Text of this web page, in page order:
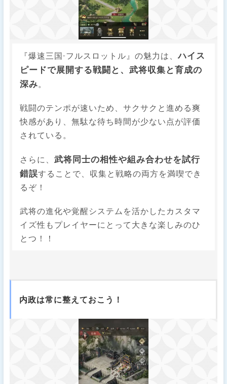
『爆速三国-フルスロットル』の魅力は、ハイス
ピードで展開する戦闘と、武将収集と育成の
深み。
戦闘のテンポが速いため、サクサクと進める爽
快感があり、無駄な待ち時間が少ない点が評価
されている。
さらに、武将同士の相性や組み合わせを試行
錯誤することで、収集と戦略の両方を満喫でき
るぞ！
武将の進化や覚醒システムを活かしたカスタマ
イズ性もプレイヤーにとって大きな楽しみのひ
とつ！！
内政は常に整えておこう！